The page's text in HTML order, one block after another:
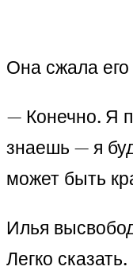
Она сжала его
— Конечно. Я
знаешь — я
может быть
Илья
Легко сказать.